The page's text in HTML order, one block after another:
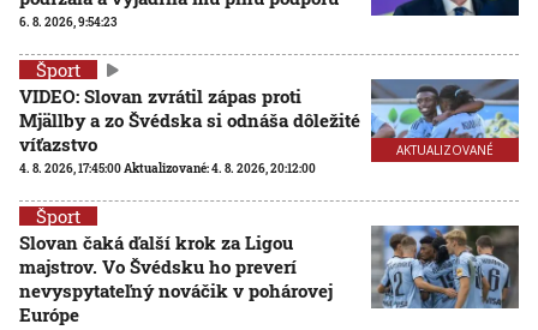
6. 8. 2026, 9:54:23
AKTUALIZOVANÉ
Šport
VIDEO: Slovan zvrátil zápas proti
Mjällby a zo Švédska si odnáša dôležité
víťazstvo
4. 8. 2026, 17:45:00Aktualizované:4. 8. 2026, 20:12:00
Šport
Slovan čaká ďalší krok za Ligou
majstrov. Vo Švédsku ho preverí
nevyspytateľný nováčik v pohárovej
Európe